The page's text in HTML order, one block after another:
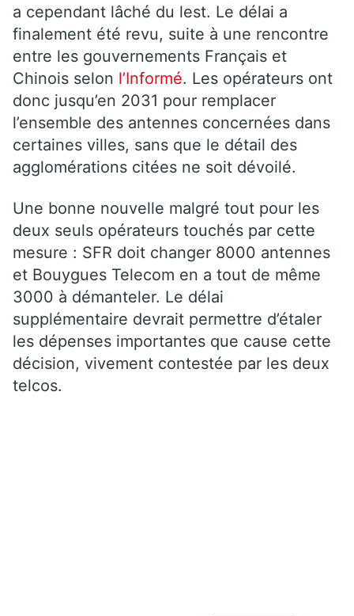
a cependant lâché du lest. Le délai a
finalement été revu, suite à une rencontre
entre les gouvernements Français et
Chinois selon l’Informé. Les opérateurs ont
donc jusqu’en 2031 pour remplacer
l’ensemble des antennes concernées dans
certaines villes, sans que le détail des
agglomérations citées ne soit dévoilé.
Une bonne nouvelle malgré tout pour les
deux seuls opérateurs touchés par cette
mesure : SFR doit changer 8000 antennes
et Bouygues Telecom en a tout de même
3000 à démanteler. Le délai
supplémentaire devrait permettre d’étaler
les dépenses importantes que cause cette
décision, vivement contestée par les deux
telcos.